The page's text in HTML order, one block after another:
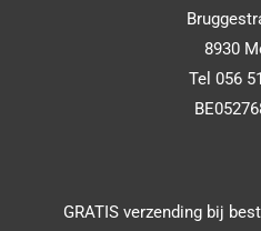
8930
Tel 056
GRATIS verzending bij